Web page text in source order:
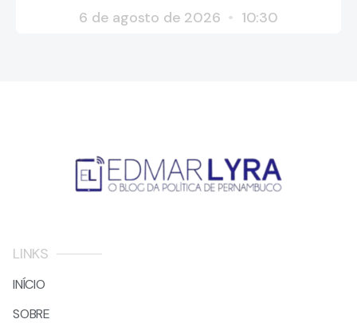
6 de agosto de 2026
10:30
LINKS
INÍCIO
SOBRE